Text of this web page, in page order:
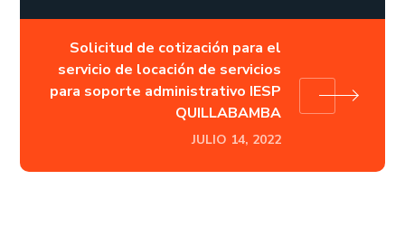
Solicitud de cotización para el
servicio de locación de servicios
para soporte administrativo IESP
QUILLABAMBA
JULIO 14, 2022